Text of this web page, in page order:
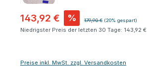
143,92 € % Regulärer Preis:
179,90 € (20% gespart)
Niedrigster Preis der letzten 30 Tage: 143,92 €
Preise inkl. MwSt. zzgl. Versandkosten